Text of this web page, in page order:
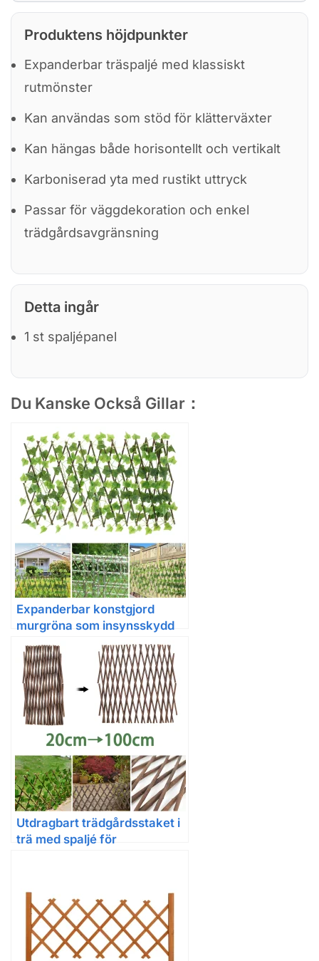
Produktens höjdpunkter
Expanderbar träspaljé med klassiskt
rutmönster
Kan användas som stöd för klätterväxter
Kan hängas både horisontellt och vertikalt
Karboniserad yta med rustikt uttryck
Passar för väggdekoration och enkel
trädgårdsavgränsning
Detta ingår
1 st spaljépanel
Du Kanske Också Gillar：
Expanderbar konstgjord
murgröna som insynsskydd
för trädgård och balkong
Utdragbart trädgårdsstaket i
trä med spaljé för